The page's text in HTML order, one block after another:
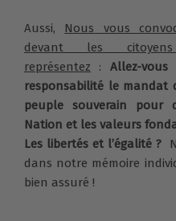
Aussi, Nous vous
devant les
représentez : Allez-
responsabilité le
peuple souverain pour
Nation et les valeurs
Les libertés et l’égalité ?
dans notre mémoire
bien assuré !